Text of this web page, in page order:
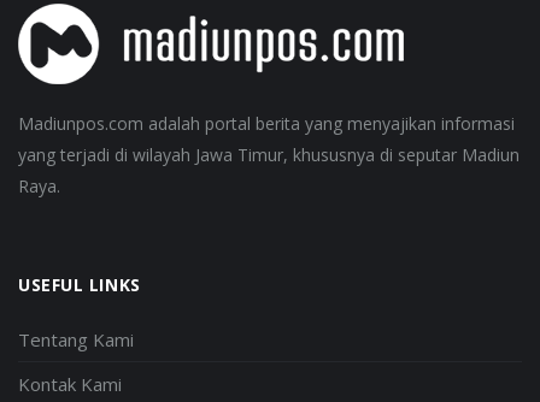
Madiunpos.com adalah portal berita yang menyajikan informasi
yang terjadi di wilayah Jawa Timur, khususnya di seputar Madiun
Raya.
USEFUL LINKS
Tentang Kami
Kontak Kami